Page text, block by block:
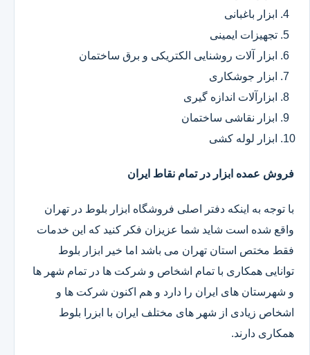
ابزار باغبانی
تجهیزات ایمینی
ابزار آلات روشنایی الکتریکی و برق ساختمان
ابزار جوشکاری
ابزارآلات اندازه گیری
ابزار نقاشی ساختمان
ابزار لوله کشی
فروش عمده ابزار در تمام نقاط ایران
با توجه به اینکه دفتر اصلی فروشگاه ابزار بلوط در تهران
واقع شده است شاید شما عزیزان فکر کنید که این خدمات
فقط مختص استان تهران می باشد اما خیر ابزار بلوط
توانایی همکاری با تمام اشخاص و شرکت ها در تمام شهر ها
و شهرستان های ایران را دارد و هم اکنون شرکت ها و
اشخاص زیادی از شهر های مختلف ایران با ابزرا بلوط
همکاری دارند.